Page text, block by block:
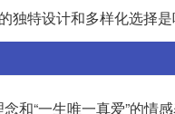
特设计和多样化选择是
和“一生唯一真爱”的情